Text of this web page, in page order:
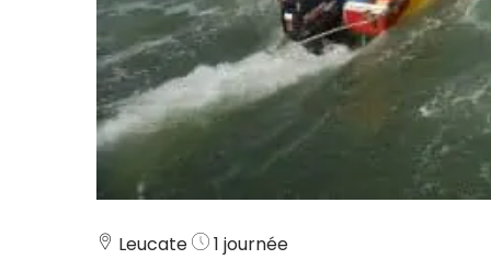
Leucate
1 journée